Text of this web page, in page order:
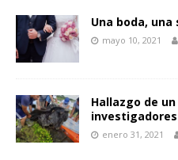
Una boda,
mayo 10, 2021
Hallazgo de
enero 31, 2021